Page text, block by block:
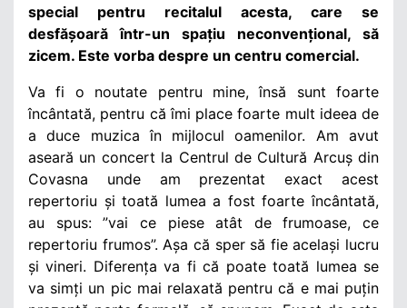
special pentru recitalul acesta, care se
desfășoară într-un spațiu neconvențional, să
zicem. Este vorba despre un centru comercial.
Va fi o noutate pentru mine, însă sunt foarte
încântată, pentru că îmi place foarte mult ideea de
a duce muzica în mijlocul oamenilor. Am avut
aseară un concert la Centrul de Cultură Arcuș din
Covasna unde am prezentat exact acest
repertoriu și toată lumea a fost foarte încântată,
au spus: ”vai ce piese atât de frumoase, ce
repertoriu frumos”. Așa că sper să fie același lucru
și vineri. Diferența va fi că poate toată lumea se
va simți un pic mai relaxată pentru că e mai puțin